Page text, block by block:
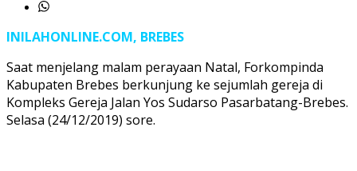
INILAHONLINE.COM, BREBES
Saat menjelang malam perayaan Natal, Forkompinda
Kabupaten Brebes berkunjung ke sejumlah gereja di
Kompleks Gereja Jalan Yos Sudarso Pasarbatang-Brebes.
Selasa (24/12/2019) sore.